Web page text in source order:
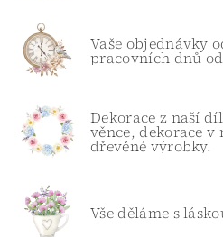
Vaše objednávky
pracovních dnů
Dekorace z naší
věnce, dekorace v
dřevěné výrobky.
Vše děláme s